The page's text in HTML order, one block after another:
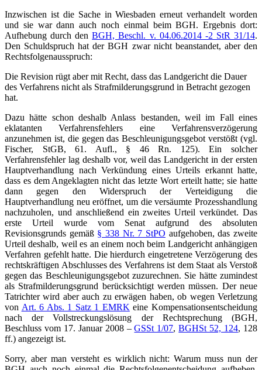
Inzwischen ist die Sache in Wiesbaden erneut verhandelt worden
und sie war dann auch noch einmal beim BGH. Ergebnis dort:
Aufhebung durch denBGH, Beschl. v. 04.06.2014 -2 StR 31/14.
Den Schuldspruch hat der BGH zwar nicht beanstandet, aber den
Rechtsfolgenausspruch:
Die Revision rügt aber mit Recht, dass das Landgericht die Dauer
des Verfahrens nicht als Strafmilderungsgrund in Betracht gezogen
hat.
Dazu hätte schon deshalb Anlass bestanden, weil im Fall eines
eklatanten Verfahrensfehlers eine Verfahrensverzögerung
anzunehmen ist, die gegen das Beschleunigungsgebot verstößt (vgl.
Fischer, StGB, 61. Aufl., § 46 Rn. 125). Ein solcher
Verfahrensfehler lag deshalb vor, weil das Landgericht in der ersten
Hauptverhandlung nach Verkündung eines Urteils erkannt hatte,
dass es dem Angeklagten nicht das letzte Wort erteilt hatte; sie hatte
dann gegen den Widerspruch der Verteidigung die
Hauptverhandlung neu eröffnet, um die versäumte Prozesshandlung
nachzuholen, und anschließend ein zweites Urteil verkündet. Das
erste Urteil wurde vom Senat aufgrund des absoluten
Revisionsgrunds gemäß § 338 Nr. 7 StPO aufgehoben, das zweite
Urteil deshalb, weil es an einem noch beim Landgericht anhängigen
Verfahren gefehlt hatte. Die hierdurch eingetretene Verzögerung des
rechtskräftigen Abschlusses des Verfahrens ist dem Staat als Verstoß
gegen das Beschleunigungsgebot zuzurechnen. Sie hätte zumindest
als Strafmilderungsgrund berücksichtigt werden müssen. Der neue
Tatrichter wird aber auch zu erwägen haben, ob wegen Verletzung
von Art. 6 Abs. 1 Satz 1 EMRK eine Kompensationsentscheidung
nach der Vollstreckungslösung der Rechtsprechung (BGH,
Beschluss vom 17. Januar 2008 –GSSt 1/07,BGHSt 52, 124, 128
ff.) angezeigt ist.
Sorry, aber man versteht es wirklich nicht: Warum muss nun der